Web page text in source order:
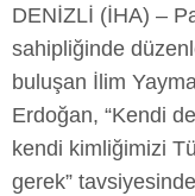
DENİZLİ (İHA) –
sahipliğinde
buluşan İlim
Erdoğan, “Kendi
kendi kimliğimizi
gerek”